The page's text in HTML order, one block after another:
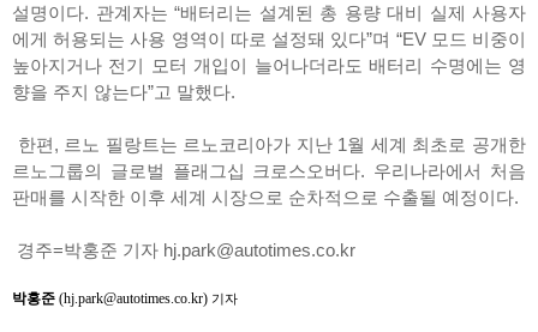
설명이다. 관계자는 “배터리는 설계된 총 용량 대비 실제 사용자
에게 허용되는 사용 영역이 따로 설정돼 있다”며 “EV 모드 비중이
높아지거나 전기 모터 개입이 늘어나더라도 배터리 수명에는 영
향을 주지 않는다”고 말했다.
한편, 르노 필랑트는 르노코리아가 지난 1월 세계 최초로 공개한
르노그룹의 글로벌 플래그십 크로스오버다. 우리나라에서 처음
판매를 시작한 이후 세계 시장으로 순차적으로 수출될 예정이다.
경주=박홍준 기자 hj.park@autotimes.co.kr
박홍준 (hj.park@autotimes.co.kr) 기자